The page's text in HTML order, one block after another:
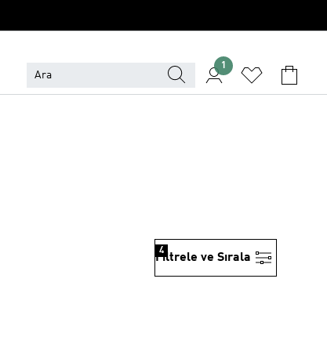
1
Filtrele ve Sırala
4